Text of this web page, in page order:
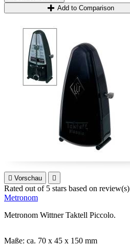
Add to Comparison
 Vorschau 
Rated out of 5 stars based on review(s)
Metronom
Metronom Wittner Taktell Piccolo.
Maße: ca. 70 x 45 x 150 mm